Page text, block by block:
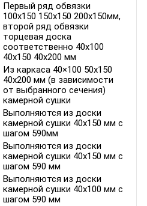
Первый ряд обвязки
100х150 150х150 200х150мм,
второй ряд обвязки
торцевая доска
соответственно 40х100
40х150 40х200 мм
Из каркаса 40×100 50x150
40x200 мм (в зависимости
от выбранного сечения)
камерной сушки
Выполняются из доски
камерной сушки 40х150 мм с
шагом 590мм
Выполняются из доски
камерной сушки 40х150 мм с
шагом 590 мм
Выполняются из доски
камерной сушки 40х100 мм с
шагом 590 мм